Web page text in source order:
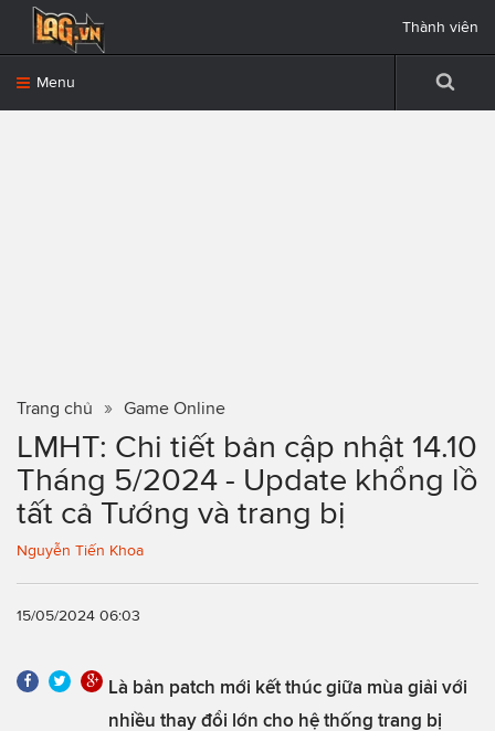
Menu
Thành viên
Trang chủ Game Online
LMHT: Chi tiết bản cập nhật 14.10
Tháng 5/2024 - Update khổng lồ
tất cả Tướng và trang bị
Nguyễn Tiến Khoa
15/05/2024 06:03
Là bản patch mới kết thúc giữa mùa giải với
nhiều thay đổi lớn cho hệ thống trang bị